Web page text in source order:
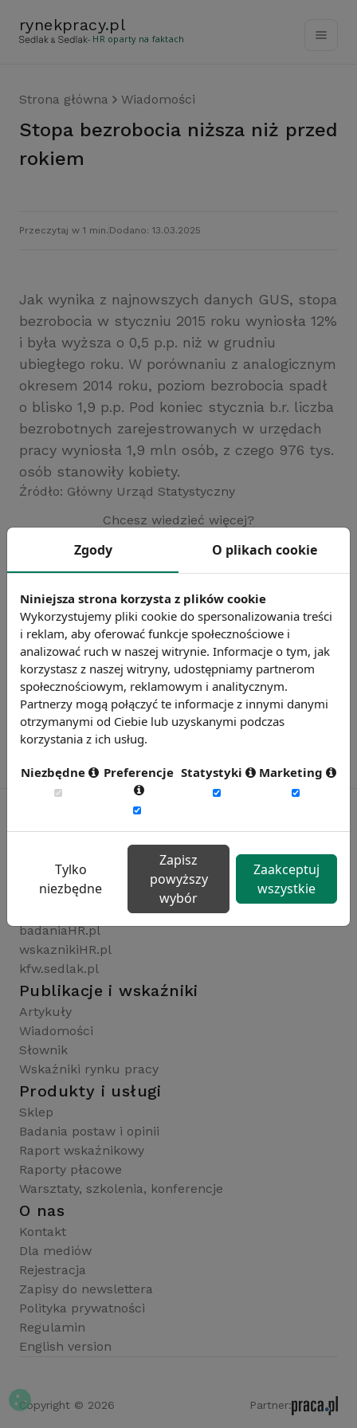
rynekpracy.pl
- HR oparty na faktach
Strona główna Wiadomości
Stopa bezrobocia niższa niż przed
rokiem
Przeczytaj w 1 min. Dodano: 13.03.2025
Jak wynika z najnowszych danych GUS, stopa
bezrobocia w styczniu 2015 roku wyniosła 12%
i była wyższa o 0,5 p.p. niż w grudniu
ubiegłego roku. W porównaniu z analogicznym
okresem 2014 roku, poziom bezrobocia spadł
o blisko 1,9 p.p. Pod koniec stycznia b.r. liczba
bezrobotnych zarejestrowanych w urzędach
pracy wyniosła 1,9 mln osób, z czego 976 tys.
osób stanowiły kobiety.
Źródło: Główny Urząd Statystyczny
Chcesz wiedzieć więcej?
Rynekpracy.pl
sedlak.pl
wynagrodzenia.pl
raportyplacowe.pl
badaniaHR.pl
wskaznikiHR.pl
kfw.sedlak.pl
Publikacje i wskaźniki
Artykuły
Wiadomości
Słownik
Wskaźniki rynku pracy
Produkty i usługi
Sklep
Badania postaw i opinii
Raport wskaźnikowy
Raporty płacowe
Warsztaty, szkolenia, konferencje
O nas
Kontakt
Dla mediów
Rejestracja
Zapisy do newslettera
Polityka prywatności
Regulamin
English version
Copyright © 2026 Partner:
Zgody O plikach cookie
Niniejsza strona korzysta z plików cookie
Wykorzystujemy pliki cookie do spersonalizowania treści
i reklam, aby oferować funkcje społecznościowe i
analizować ruch w naszej witrynie. Informacje o tym, jak
korzystasz z naszej witryny, udostępniamy partnerom
społecznościowym, reklamowym i analitycznym.
Partnerzy mogą połączyć te informacje z innymi danymi
otrzymanymi od Ciebie lub uzyskanymi podczas
korzystania z ich usług.
Niezbędne Preferencje Statystyki Marketing
Tylko
niezbędne
Zapisz
powyższy
wybór
Zaakceptuj
wszystkie